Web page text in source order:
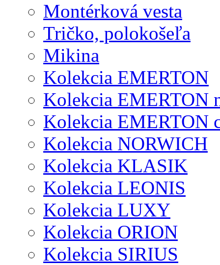
Montérková vesta
Tričko, polokošeľa
Mikina
Kolekcia EMERTON
Kolekcia EMERTON
Kolekcia EMERTON
Kolekcia NORWICH
Kolekcia KLASIK
Kolekcia LEONIS
Kolekcia LUXY
Kolekcia ORION
Kolekcia SIRIUS